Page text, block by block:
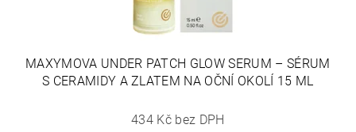
MAXYMOVA UNDER PATCH GLOW SERUM – SÉRUM
S CERAMIDY A ZLATEM NA OČNÍ OKOLÍ 15 ML
434 Kč bez DPH